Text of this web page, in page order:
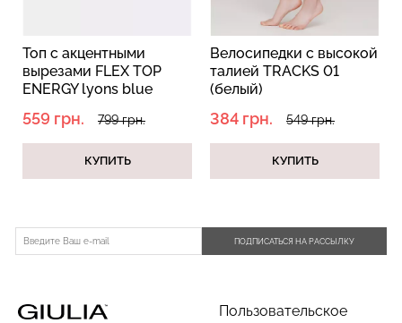
Топ с акцентными
вырезами FLEX TOP
ENERGY lyons blue
559 грн. 799 грн.
КУПИТЬ
Велосипедки с высокой
талией TRACKS 01
(белый)
384 грн. 549 грн.
КУПИТЬ
ПОДПИСАТЬСЯ НА РАССЫЛКУ
Пользовательское